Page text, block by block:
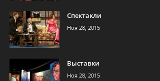
Спектакли
Ноя 28, 2015
Выставки
Ноя 28, 2015